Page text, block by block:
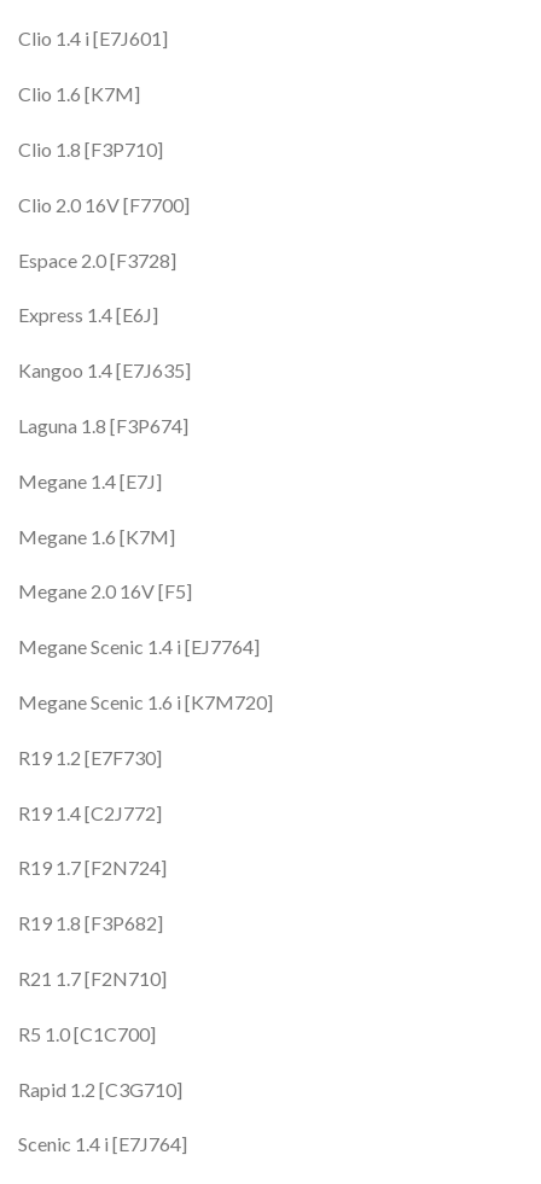
Clio 1.4 i [E7J601]
Clio 1.6 [K7M]
Clio 1.8 [F3P710]
Clio 2.0 16V [F7700]
Espace 2.0 [F3728]
Express 1.4 [E6J]
Kangoo 1.4 [E7J635]
Laguna 1.8 [F3P674]
Megane 1.4 [E7J]
Megane 1.6 [K7M]
Megane 2.0 16V [F5]
Megane Scenic 1.4 i [EJ7764]
Megane Scenic 1.6 i [K7M720]
R19 1.2 [E7F730]
R19 1.4 [C2J772]
R19 1.7 [F2N724]
R19 1.8 [F3P682]
R21 1.7 [F2N710]
R5 1.0 [C1C700]
Rapid 1.2 [C3G710]
Scenic 1.4 i [E7J764]